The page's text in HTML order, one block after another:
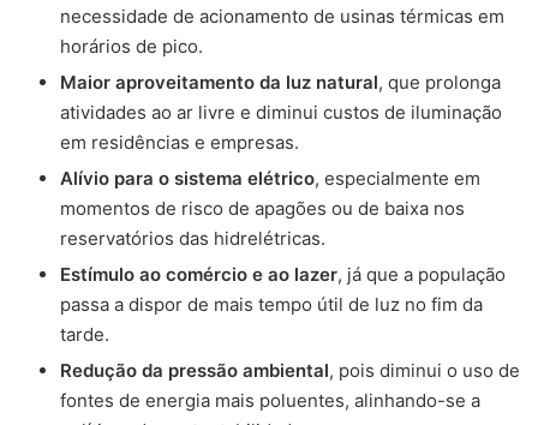
necessidade de acionamento de usinas térmicas em
horários de pico.
Maior aproveitamento da luz natural, que prolonga
atividades ao ar livre e diminui custos de iluminação
em residências e empresas.
Alívio para o sistema elétrico, especialmente em
momentos de risco de apagões ou de baixa nos
reservatórios das hidrelétricas.
Estímulo ao comércio e ao lazer, já que a população
passa a dispor de mais tempo útil de luz no fim da
tarde.
Redução da pressão ambiental, pois diminui o uso de
fontes de energia mais poluentes, alinhando-se a